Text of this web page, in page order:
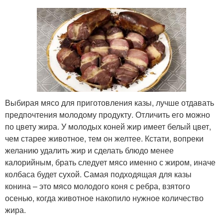
Выбирая мясо для приготовления казы, лучше отдавать
предпочтения молодому продукту. Отличить его можно
по цвету жира. У молодых коней жир имеет белый цвет,
чем старее животное, тем он желтее. Кстати, вопреки
желанию удалить жир и сделать блюдо менее
калорийным, брать следует мясо именно с жиром, иначе
колбаса будет сухой. Самая подходящая для казы
конина – это мясо молодого коня с ребра, взятого
осенью, когда животное накопило нужное количество
жира.